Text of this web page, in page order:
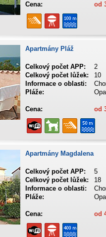
Cena: od
Apartmány Pláž
Celkový počet APP:
2
Celkový počet lůžek:
10
Informace o oblasti:
Pláže:
Cena: od
Apartmány Magdalena
Celkový počet APP:
5
Celkový počet lůžek:
18
Informace o oblasti:
Pláže:
Cena: od